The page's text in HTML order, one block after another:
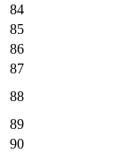
84
85
86
87
88
89
90